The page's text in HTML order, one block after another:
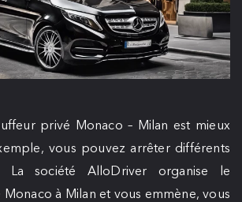
privé Monaco – Milan est mieux
vous pouvez arrêter différents
La société AlloDriver organise le
à Milan et vous emmène, vous